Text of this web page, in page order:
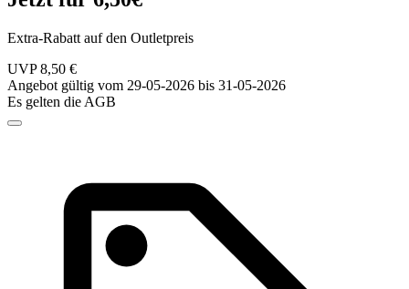
Extra-Rabatt auf den Outletpreis
UVP 8,50 €
Angebot gültig vom 29-05-2026 bis 31-05-2026
Es gelten die AGB